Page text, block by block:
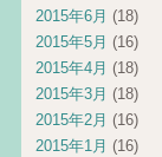
2015年6月 (18)
2015年5月 (16)
2015年4月 (18)
2015年3月 (18)
2015年2月 (16)
2015年1月 (16)